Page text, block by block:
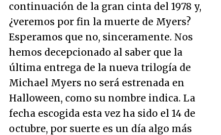
continuación de la gran cinta del 1978 y,
¿veremos por fin la muerte de Myers?
Esperamos que no, sinceramente. Nos
hemos decepcionado al saber que la
última entrega de la nueva trilogía de
Michael Myers no será estrenada en
Halloween, como su nombre indica. La
fecha escogida esta vez ha sido el 14 de
octubre, por suerte es un día algo más